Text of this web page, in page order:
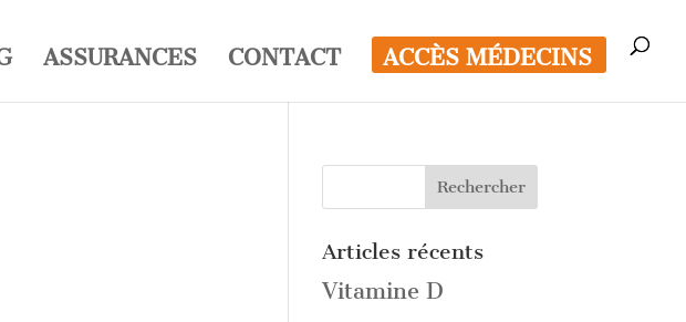
ASSURANCES CONTACT ACCÈS MÉDECINS
Articles récents
Vitamine D